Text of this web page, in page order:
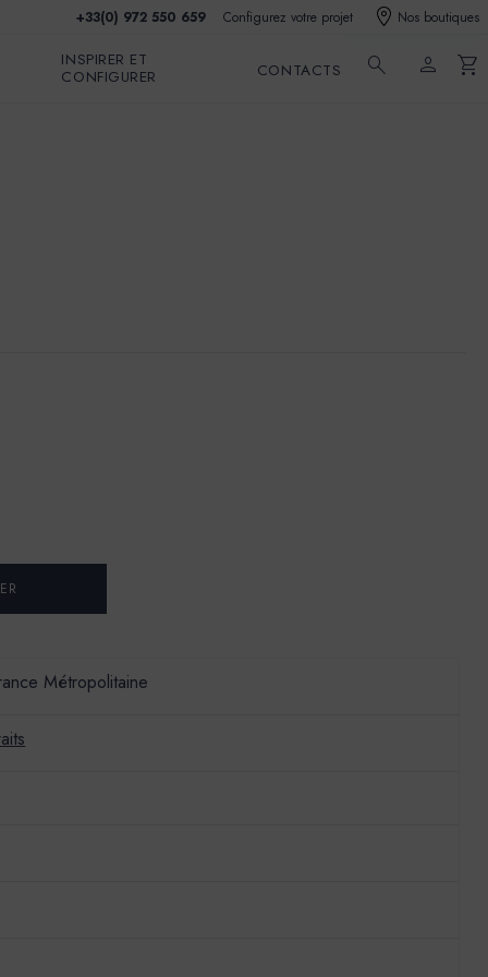
+33(0) 972 550 659 Configurez votre projet Nos boutiques
INSPIRER ET
CONFIGURER
CONTACTS search person shopping_cart
Métropolitaine